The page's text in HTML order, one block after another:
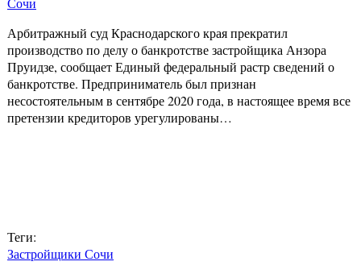
Арбитражный суд Краснодарского края прекратил
производство по делу о банкротстве застройщика Анзора
Пруидзе, сообщает Единый федеральный растр сведений о
банкротстве. Предприниматель был признан
несостоятельным в сентябре 2020 года, в настоящее время все
претензии кредиторов урегулированы…
Теги:
Застройщики Сочи